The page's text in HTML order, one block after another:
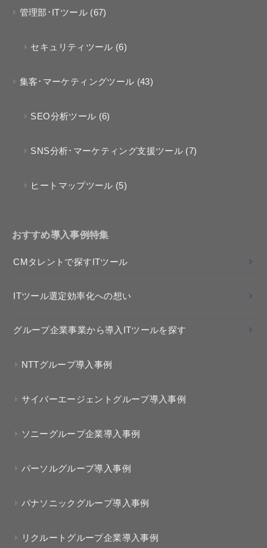
管理部･ITツール (67)
セキュリティツール (6)
集客･マーケティングツール (43)
SEO分析ツール (6)
SNS分析･マーケティング支援ツール (7)
ヒートマップツール (5)
おすすめ導入事例特集
CMタレントで探すITツール
ITツール選定効率化への想い
グループ企業事業から導入ITツールを探す
NTTグループ導入事例
サイバーエージェントグループ導入事例
ソニーグループ企業導入事例
パーソルグループ導入事例
パナソニックグループ導入事例
リクルートグループ企業導入事例